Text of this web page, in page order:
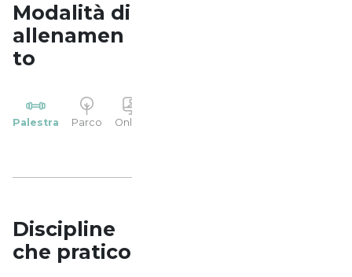
Modalità di
allenamen
to
Palestra Parco Online
Discipline
che pratico